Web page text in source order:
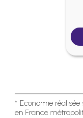
* Economie
en France